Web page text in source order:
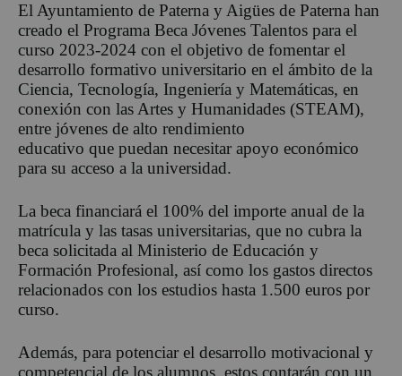
El Ayuntamiento de Paterna y Aigües de Paterna han
creado el Programa Beca Jóvenes Talentos para el
curso 2023-2024 con el objetivo de fomentar el
desarrollo formativo universitario en el ámbito de la
Ciencia, Tecnología, Ingeniería y Matemáticas, en
conexión con las Artes y Humanidades (STEAM),
entre jóvenes de alto rendimiento
educativo que puedan necesitar apoyo económico
para su acceso a la universidad.
La beca financiará el 100% del importe anual de la
matrícula y las tasas universitarias, que no cubra la
beca solicitada al Ministerio de Educación y
Formación Profesional, así como los gastos directos
relacionados con los estudios hasta 1.500 euros por
curso.
Además, para potenciar el desarrollo motivacional y